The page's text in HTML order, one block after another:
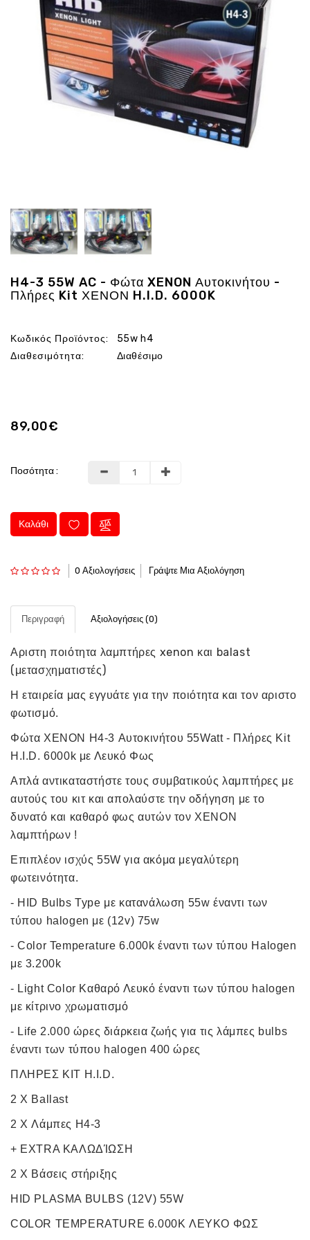
Ενέργεια
Gadgets
Ομορφιά
LED
Προσφορες
H4-3 55W AC - Φώτα XENON Αυτοκινήτου -
Πλήρες Kit ΧΕΝΟΝ H.I.D. 6000K
Κωδικός Προϊόντος:
55w h4
Διαθεσιμότητα:
Διαθέσιμο
89,00€
Ποσότητα :
Καλάθι
0 Αξιολογήσεις Γράψτε Μια Αξιολόγηση
Περιγραφή Αξιολογήσεις (0)
Αριστη ποιότητα λαμπτήρες xenon και balast
(μετασχηματιστές)
Η εταιρεία μας εγγυάτε για την ποιότητα και τον αριστο
φωτισμό.
Φώτα XENON H4-3 Αυτοκινήτου 55Watt - Πλήρες Kit
H.I.D. 6000k με Λευκό Φως
Απλά αντικαταστήστε τους συμβατικούς λαμπτήρες με
αυτούς του κιτ και απολαύστε την οδήγηση με το
δυνατό και καθαρό φως αυτών τον ΧΕΝΟΝ
λαμπτήρων !
Επιπλέον ισχύς 55W για ακόμα μεγαλύτερη
φωτεινότητα.
- HID Bulbs Type με κατανάλωση 55w έναντι των
τύπου halogen με (12v) 75w
- Color Temperature 6.000k έναντι των τύπου Halogen
με 3.200k
- Light Color Καθαρό Λευκό έναντι των τύπου halogen
με κίτρινο χρωματισμό
- Life 2.000 ώρες διάρκεια ζωής για τις λάμπες bulbs
έναντι των τύπου halogen 400 ώρες
ΠΛΗΡΕΣ ΚΙΤ H.I.D.
2 X Ballast
2 X Λάμπες H4-3
+ EXTRA ΚΑΛΩΔΊΩΣΗ
2 X Βάσεις στήριξης
HID PLASMA BULBS (12V) 55W
COLOR TEMPERATURE 6.000K ΛΕΥΚΟ ΦΩΣ